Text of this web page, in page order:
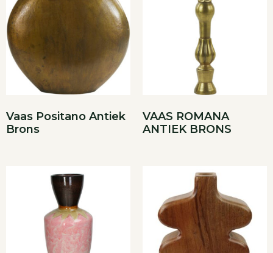
Vaas Positano Antiek
Brons
VAAS ROMANA
ANTIEK BRONS